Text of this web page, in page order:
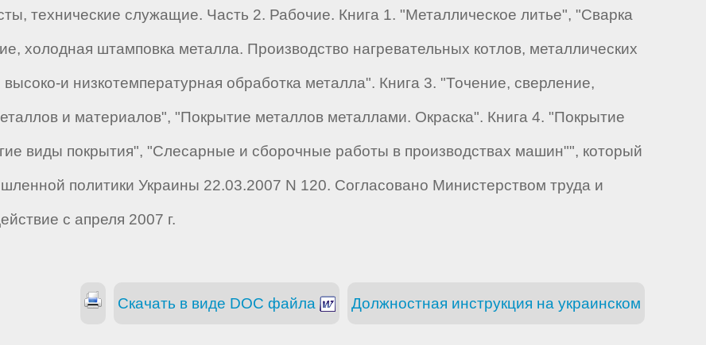
технические служащие. Часть 2. Рабочие. Книга 1. "Металлическое литье", "Сварка
холодная штамповка металла. Производство нагревательных котлов, металлических
и низкотемпературная обработка металла". Книга 3. "Точение, сверление,
и материалов", "Покрытие металлов металлами. Окраска". Книга 4. "Покрытие
виды покрытия", "Слесарные и сборочные работы в производствах машин"", который
политики Украины 22.03.2007 N 120. Согласовано Министерством труда и
с апреля 2007 г.
Должностная инструкция на украинском
Скачать в виде DOC файла